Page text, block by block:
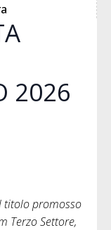
2026
titolo promosso
Terzo Settore,